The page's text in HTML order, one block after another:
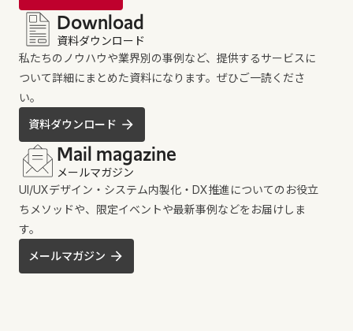
Download
資料ダウンロード
私たちのノウハウや業界別の事例など、提供するサービスに
ついて詳細にまとめた資料になります。ぜひご一読くださ
い。
資料ダウンロード
Mail magazine
メールマガジン
UI/UXデザイン・システム内製化・DX推進についてのお役立
ちメソッドや、限定イベントや最新事例などをお届けしま
す。
メールマガジン